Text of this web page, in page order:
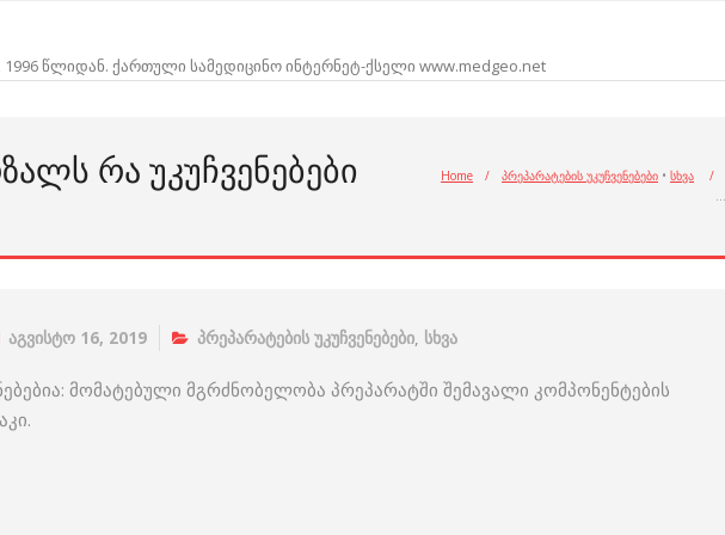
წლიდან. ქართული სამედიცინო ინტერნეტ-ქსელი www.medgeo.net
ᲠᲐ ᲣᲙᲣᲩᲕᲔᲜᲔᲑᲔᲑᲘ Home / პრეპარატების უკუჩვენებები • სხვა
/
…
აგვისტო 16, 2019 პრეპარატების უკუჩვენებები, სხვა
მომატებული მგრძნობელობა პრეპარატში შემავალი კომპონენტების